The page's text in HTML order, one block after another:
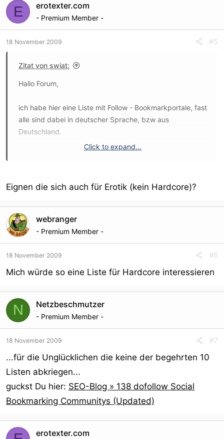
E erotexter.com
- Premium Member -
18 November 2009 #5
Zitat von swiat:
Hallo Forum,
ich habe hier eine Liste mit Follow - Bookmarkportale, fast
alle sind dabei in deutscher Sprache, bzw aus
Deutschland.
ist, also gibt es noch 9 Stück.
Kein Weiterverkauf erlaubt.
oder für Agenturen die Kundenseiten eintragen wollen.
Preis für eine Liste:
49, 90 Euro.inkl. Rechnung
99backlinks@googlemail.com
Click to expand...
Eignen die sich auch für Erotik (kein Hardcore)?
webranger
- Premium Member -
18 November 2009 #6
Mich würde so eine Liste für Hardcore interessieren
N Netzbeschmutzer
- Premium Member -
18 November 2009 #7
...für die Unglücklichen die keine der begehrten 10
Listen abkriegen...
guckst Du hier: SEO-Blog » 138 dofollow Social
Bookmarking Communitys (Updated)
erotexter.com